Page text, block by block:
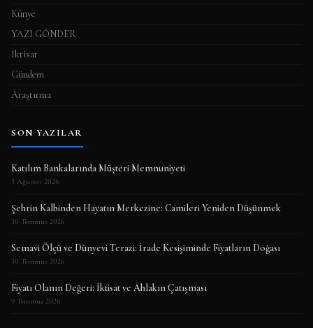
Künye
YAZI GÖNDER
İktisat
Gündem
Araştırma
SON YAZILAR
Katılım Bankalarında Müşteri Memnuniyeti
3 Ağustos 2026
Şehrin Kalbinden Hayatın Merkezine: Camileri Yeniden Düşünmek
30 Temmuz 2026
Semavi Ölçü ve Dünyevi Terazi: İrade Kesişiminde Fiyatların Doğası
30 Temmuz 2026
Fiyatı Olanın Değeri: İktisat ve Ahlakın Çatışması
9 Temmuz 2026